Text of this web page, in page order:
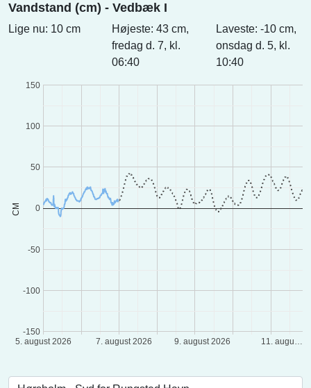
Vandstand (cm) - Vedbæk I
Lige nu: 10 cm
Højeste: 43 cm,
fredag d. 7, kl.
06:40
Laveste: -10 cm,
onsdag d. 5, kl.
10:40
5. august 2026 7. august 2026 9. august 2026 11. augu…
-150
-100
-50
0
50
100
150
CM